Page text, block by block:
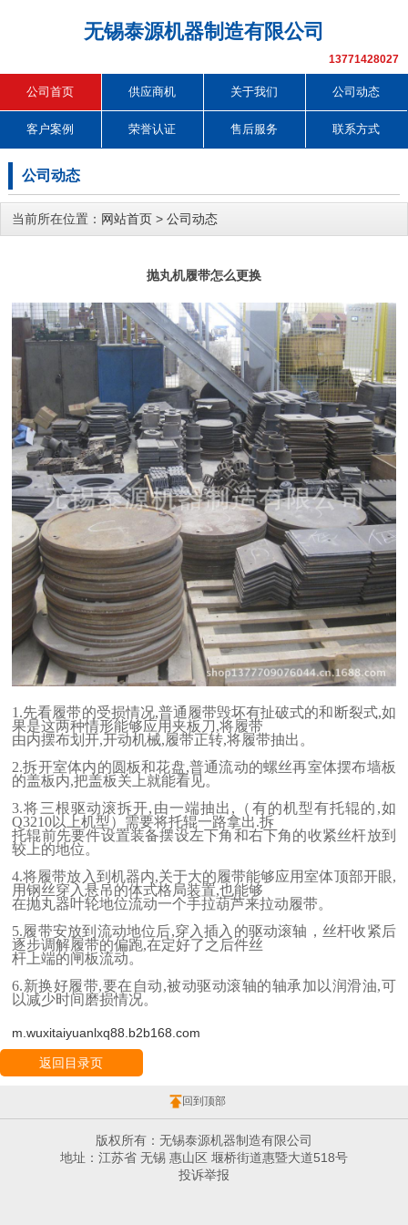
无锡泰源机器制造有限公司
13771428027
公司首页 供应商机 关于我们 公司动态
客户案例 荣誉认证 售后服务 联系方式
公司动态
当前所在位置： 网站首页 > 公司动态
抛丸机履带怎么更换
1.先看履带的受损情况,普通履带毁坏有扯破式的和断裂式,如
果是这两种情形能够应用夹板刀,将履带
由内摆布划开,开动机械,履带正转,将履带抽出。
2.拆开室体内的圆板和花盘,普通流动的螺丝再室体摆布墙板
的盖板内,把盖板关上就能看见。
3.将三根驱动滚拆开,由一端抽出,（有的机型有托辊的,如
Q3210以上机型）需要将托辊一路拿出.拆
托辊前先要件设置装备摆设左下角和右下角的收紧丝杆放到
较上的地位。
4.将履带放入到机器内,关于大的履带能够应用室体顶部开眼,
用钢丝穿入悬吊的体式格局装置,也能够
在抛丸器叶轮地位流动一个手拉葫芦来拉动履带。
5.履带安放到流动地位后,穿入插入的驱动滚轴，丝杆收紧后
逐步调解履带的偏跑,在定好了之后件丝
杆上端的闸板流动。
6.新换好履带,要在自动,被动驱动滚轴的轴承加以润滑油,可
以减少时间磨损情况。
m.wuxitaiyuanlxq88.b2b168.com
返回目录页
回到顶部
版权所有：无锡泰源机器制造有限公司
地址：江苏省 无锡 惠山区 堰桥街道惠暨大道518号
投诉举报